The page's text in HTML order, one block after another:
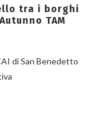
tra i borghi
TAM
di San Benedetto